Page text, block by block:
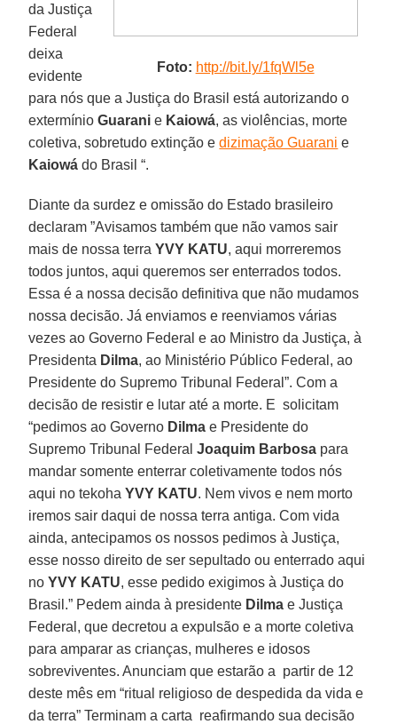
Foto: http://bit.ly/1fqWl5e
da Justiça
Federal
deixa
evidente
para nós que a Justiça do Brasil está autorizando o
extermínioGuarani e Kaiowá, as violências, morte
coletiva, sobretudo extinção edizimação Guarani e
Kaiowá do Brasil “.
Diante da surdez e omissão do Estado brasileiro
declaram ”Avisamos também que não vamos sair
mais de nossa terraYVY KATU, aqui morreremos
todos juntos, aqui queremos ser enterrados todos.
Essa é a nossa decisão definitiva que não mudamos
nossa decisão. Já enviamos e reenviamos várias
vezes ao Governo Federal e ao Ministro da Justiça, à
Presidenta Dilma, ao Ministério Público Federal, ao
Presidente do Supremo Tribunal Federal”. Com a
decisão de resistir e lutar até a morte. E solicitam
“pedimos ao Governo Dilma e Presidente do
Supremo Tribunal FederalJoaquim Barbosa para
mandar somente enterrar coletivamente todos nós
aqui no tekohaYVY KATU. Nem vivos e nem morto
iremos sair daqui de nossa terra antiga. Com vida
ainda, antecipamos os nossos pedimos à Justiça,
esse nosso direito de ser sepultado ou enterrado aqui
noYVY KATU, esse pedido exigimos à Justiça do
Brasil.” Pedem ainda à presidente Dilma e Justiça
Federal, que decretou a expulsão e a morte coletiva
para amparar as crianças, mulheres e idosos
sobreviventes. Anunciam que estarão a partir de 12
deste mês em “ritual religioso de despedida da vida e
da terra” Terminam a carta reafirmando sua decisão